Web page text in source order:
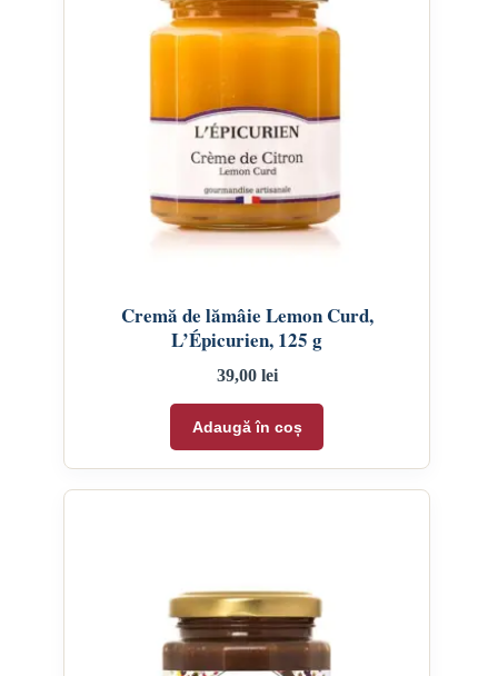
Cremă de lămâie Lemon Curd,
L’Épicurien, 125 g
39,00 lei
Adaugă în coș